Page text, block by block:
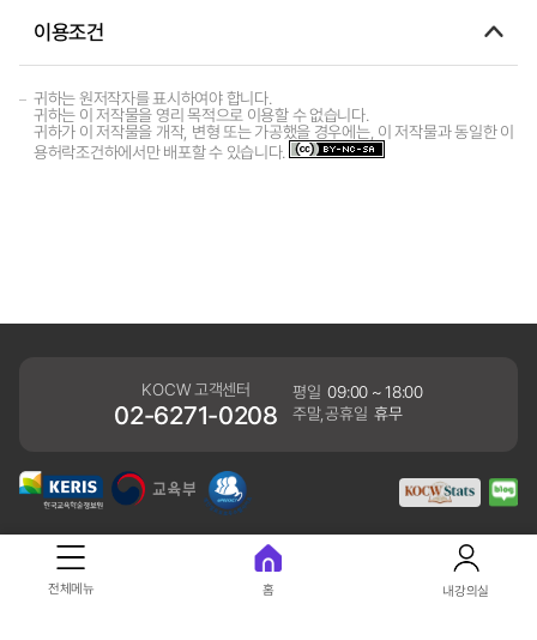
이용조건
귀하는 원저작자를 표시하여야 합니다.
귀하는 이 저작물을 영리 목적으로 이용할 수 없습니다.
귀하가 이 저작물을 개작, 변형 또는 가공했을 경우에는, 이 저작물과 동일한 이
용허락조건하에서만 배포할 수 있습니다.
KOCW 고객센터
02-6271-0208
평일 09:00 ~ 18:00
주말,공휴일 휴무
개인정보처리방침
41061 대구광역시 동구 동내로 64 (동내동 1119) 우)41061
전체메뉴 홈 내강의실